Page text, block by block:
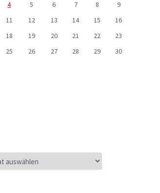
4 5 6 7 8
9
11 12 13 14 15
16
18 19 20 21 22
23
25 26 27 28 29
30